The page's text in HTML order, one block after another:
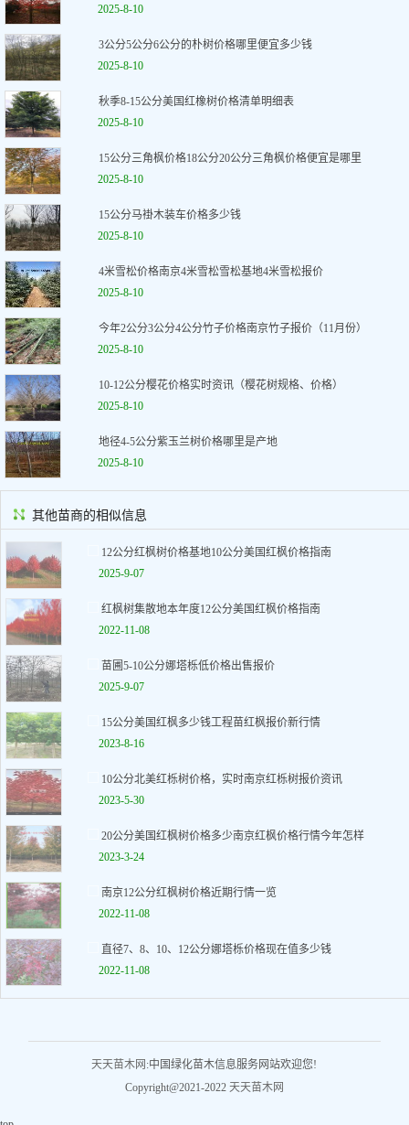
2025-8-10
3公分5公分6公分的朴树价格哪里便宜多少钱
2025-8-10
秋季8-15公分美国红橡树价格清单明细表
2025-8-10
15公分三角枫价格18公分20公分三角枫价格便宜是哪里
2025-8-10
15公分马褂木装车价格多少钱
2025-8-10
4米雪松价格南京4米雪松雪松基地4米雪松报价
2025-8-10
今年2公分3公分4公分竹子价格南京竹子报价（11月份）
2025-8-10
10-12公分樱花价格实时资讯（樱花树规格、价格）
2025-8-10
地径4-5公分紫玉兰树价格哪里是产地
2025-8-10
其他苗商的相似信息
12公分红枫树价格基地10公分美国红枫价格指南
2025-9-07
红枫树集散地本年度12公分美国红枫价格指南
2022-11-08
苗圃5-10公分娜塔栎低价格出售报价
2025-9-07
15公分美国红枫多少钱工程苗红枫报价新行情
2023-8-16
10公分北美红栎树价格，实时南京红栎树报价资讯
2023-5-30
20公分美国红枫树价格多少南京红枫价格行情今年怎样
2023-3-24
南京12公分红枫树价格近期行情一览
2022-11-08
直径7、8、10、12公分娜塔栎价格现在值多少钱
2022-11-08
天天苗木网 :中国绿化苗木信息服务网站欢迎您!
Copyright@2021-2022 天天苗木网